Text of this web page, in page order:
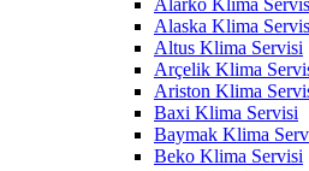
Alarko Klima
Alaska Klima
Altus Klima Servisi
Arçelik Klima
Ariston Klima
Baxi Klima Servisi
Baymak Klima
Beko Klima Servisi